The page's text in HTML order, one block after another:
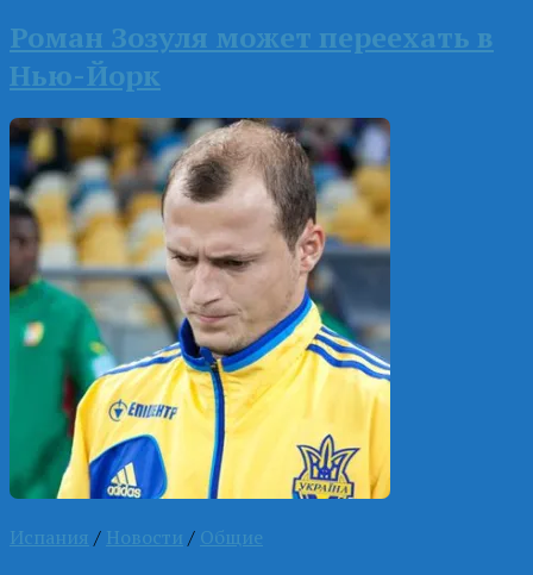
Роман Зозуля может переехать в
Нью-Йорк
Испания / Новости / Общие